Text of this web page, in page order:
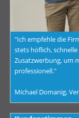
"Ich empfehle die
stets höflich,
Zusatzwerbung, um
professionell."
Michael Domanig,